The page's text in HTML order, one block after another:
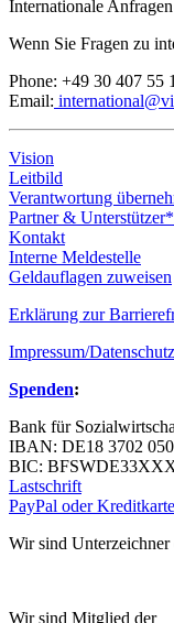
Internationale Anfragen
Wenn Sie Fragen zu
Phone: +49 30 407 55
Email:
Vision
Leitbild
Verantwortung
Partner &
Kontakt
Interne Meldestelle
Geldauflagen zuweisen
Erklärung zur
Impressum/Datenschutz
Spenden:
Bank für
IBAN: DE18 3702
BIC:
Lastschrift
PayPal oder Kreditkarte
Wir sind
Wir sind Mitglied der